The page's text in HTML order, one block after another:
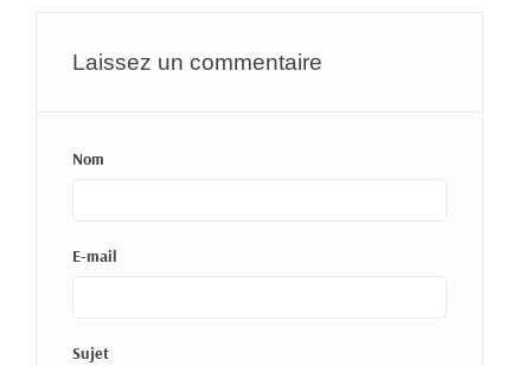
Laissez un commentaire
Nom
E-mail
Sujet